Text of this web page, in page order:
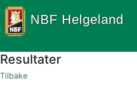
NBF Helgeland
Resultater
Tilbake